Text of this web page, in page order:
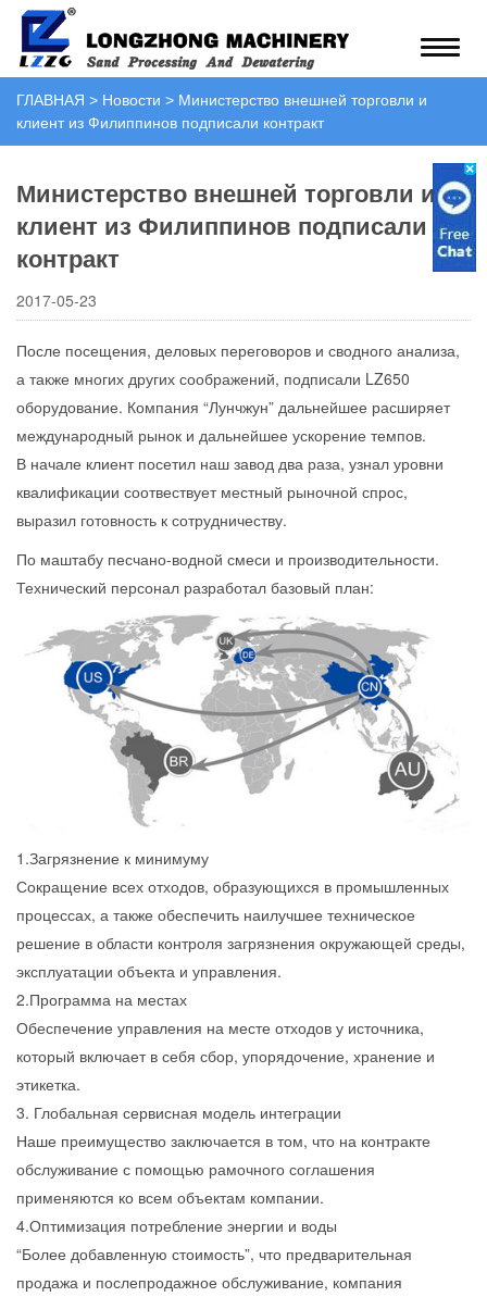
ГЛАВНАЯ > Новости > Министерство внешней торговли и
клиент из Филиппинов подписали контракт
Министерство внешней торговли и
клиент из Филиппинов подписали
контракт
2017-05-23
После посещения, деловых переговоров и сводного анализа,
а также многих других соображений, подписали LZ650
оборудование. Компания “Лунчжун” дальнейшее расширяет
международный рынок и дальнейшее ускорение темпов.
В начале клиент посетил наш завод два раза, узнал уровни
квалификации соотвествует местный рыночной спрос,
выразил готовность к сотрудничеству.
По маштабу песчано-водной смеси и производительности.
Технический персонал разработал базовый план:
1.Загрязнение к минимуму
Сокращение всех отходов, образующихся в промышленных
процессах, а также обеспечить наилучшее техническое
решение в области контроля загрязнения окружающей среды,
эксплуатации объекта и управления.
2.Программа на местах
Обеспечение управления на месте отходов у источника,
который включает в себя сбор, упорядочение, хранение и
этикетка.
3. Глобальная сервисная модель интеграции
Наше преимущество заключается в том, что на контракте
обслуживание с помощью рамочного соглашения
применяются ко всем объектам компании.
4.Оптимизация потребление энергии и воды
“Более добавленную стоимость”, что предварительная
продажа и послепродажное обслуживание, компания